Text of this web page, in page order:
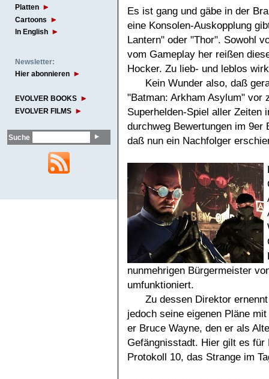
Platten
Cartoons
In English
Newsletter:
Hier abonnieren
EVOLVER BOOKS
EVOLVER FILMS
Suche
Es ist gang und gäbe in der
eine Konsolen-Auskopplung
Lantern" oder "Thor". Sowohl
vom Gameplay her reißen
Hocker. Zu lieb- und leblos
Kein Wunder also, daß
"Batman: Arkham Asylum" vor
Superhelden-Spiel aller Zeiten
durchweg Bewertungen im 9er
daß nun ein Nachfolger
nunmehrigen Bürgermeister
umfunktioniert.
Zu dessen Direktor
jedoch seine eigenen Pläne
er Bruce Wayne, den er als
Gefängnisstadt. Hier gilt es
Protokoll 10, das Strange im